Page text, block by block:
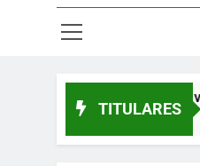
TITULARES
de Eresma: viernes 7 de